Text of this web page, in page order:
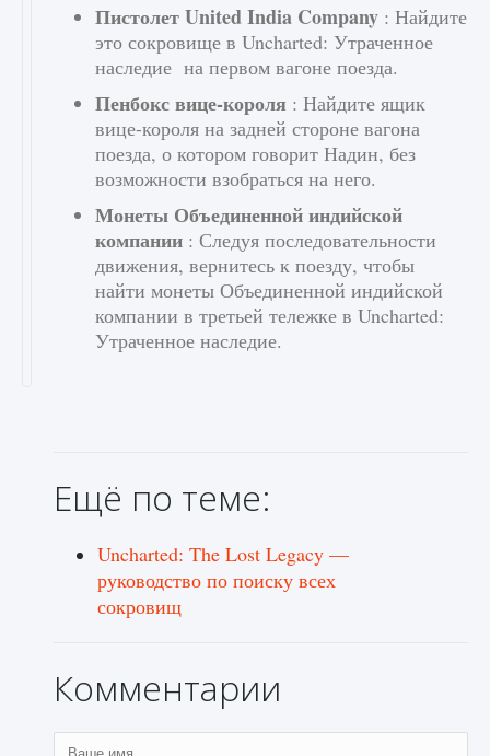
Пистолет United India Company : Найдите
это сокровище в Uncharted: Утраченное
наследие на первом вагоне поезда.
Пенбокс вице-короля : Найдите ящик
вице-короля на задней стороне вагона
поезда, о котором говорит Надин, без
возможности взобраться на него.
Монеты Объединенной индийской
компании : Следуя последовательности
движения, вернитесь к поезду, чтобы
найти монеты Объединенной индийской
компании в третьей тележке в Uncharted:
Утраченное наследие.
Ещё по теме:
Uncharted: The Lost Legacy —
руководство по поиску всех
сокровищ
Комментарии